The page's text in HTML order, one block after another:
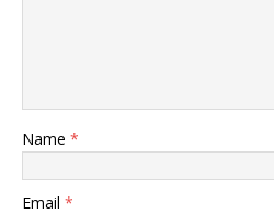
Name *
Email *